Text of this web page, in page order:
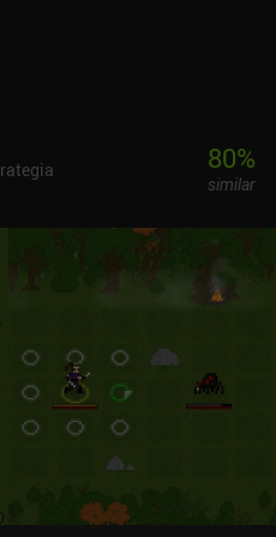
se puede disfrutar como
alejado de la arena PvP que
En general, es un concepto
bastante a llevarlo a cabo
80%
similar